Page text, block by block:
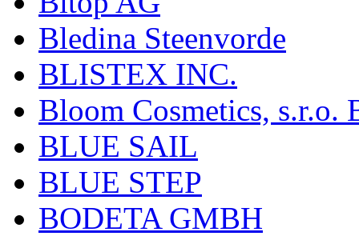
Bledina Steenvorde
BLISTEX INC.
Bloom Cosmetics, s.r.o.
BLUE SAIL
BLUE STEP
BODETA GMBH